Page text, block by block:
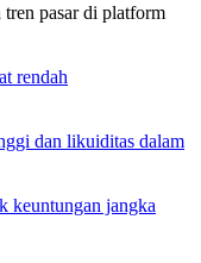
pasar di platform
rendah
dan likuiditas dalam
keuntungan jangka